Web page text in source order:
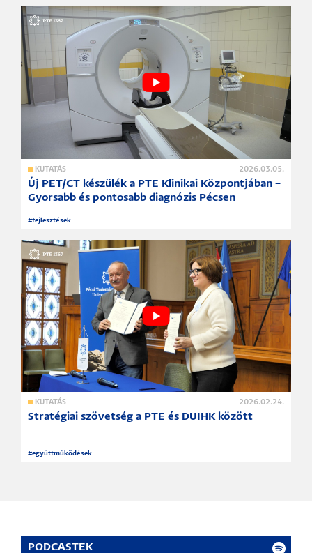
KUTATÁS 2026.03.05.
Új PET/CT készülék a PTE Klinikai Központjában –
Gyorsabb és pontosabb diagnózis Pécsen
#fejlesztések
KUTATÁS 2026.02.24.
Stratégiai szövetség a PTE és DUIHK között
#együttműködések
PODCASTEK